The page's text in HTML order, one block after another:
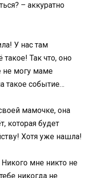
– аккуратно
У нас там
Так что, оно
не могу маме
такое событие…
мамочке, она
которая будет
Хотя уже нашла!
мне никто не
никогда не